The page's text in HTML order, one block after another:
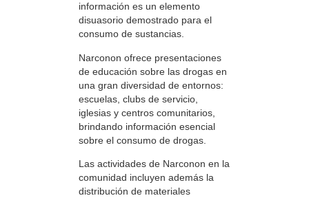
información es un elemento
disuasorio demostrado para el
consumo de sustancias.
Narconon ofrece presentaciones
de educación sobre las drogas en
una gran diversidad de entornos:
escuelas, clubs de servicio,
iglesias y centros comunitarios,
brindando información esencial
sobre el consumo de drogas.
Las actividades de Narconon en la
comunidad incluyen además la
distribución de materiales